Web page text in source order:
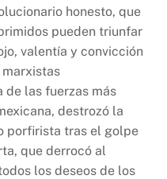
honesto, que
pueden triunfar
valentía y convicción
marxistas
de las fuerzas más
destrozó la
porfirista tras el golpe
que derrocó al
los deseos de los